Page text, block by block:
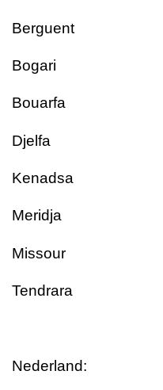
Berguent
Bogari
Bouarfa
Djelfa
Kenadsa
Meridja
Missour
Tendrara
Nederland: